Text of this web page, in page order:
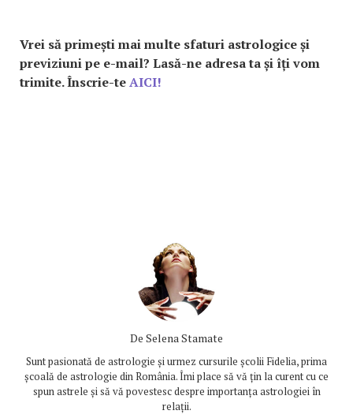
Vrei să primești mai multe sfaturi astrologice și
previziuni pe e-mail? Lasă-ne adresa ta și îți vom
trimite. Înscrie-teAICI!
De Selena Stamate
Sunt pasionată de astrologie și urmez cursurile școlii Fidelia, prima
școală de astrologie din România. Îmi place să vă țin la curent cu ce
spun astrele și să vă povestesc despre importanța astrologiei în
relații.